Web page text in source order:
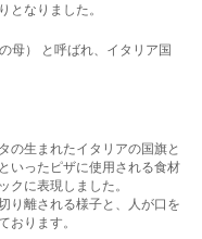
となりました。
母） と呼ばれ、イタリア国
の生まれたイタリアの国旗と
いったピザに使用される食材
クに表現しました。
り離される様子と、人が口を
おります。